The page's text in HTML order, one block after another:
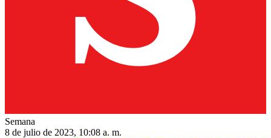
Semana
8 de julio de 2023, 10:08 a. m.